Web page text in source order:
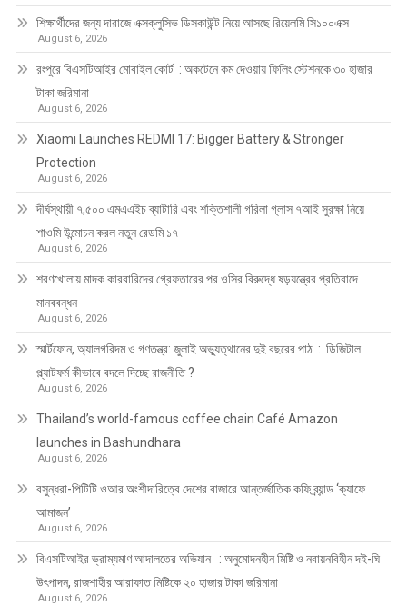
শিক্ষার্থীদের জন্য দারাজে এক্সক্লুসিভ ডিসকাউন্ট নিয়ে আসছে রিয়েলমি সি১০০এক্স
August 6, 2026
রংপুরে বিএসটিআইর মোবাইল কোর্ট : অকটেনে কম দেওয়ায় ফিলিং স্টেশনকে ৩০ হাজার
টাকা জরিমানা
August 6, 2026
Xiaomi Launches REDMI 17: Bigger Battery & Stronger
Protection
August 6, 2026
দীর্ঘস্থায়ী ৭,৫০০ এমএএইচ ব্যাটারি এবং শক্তিশালী গরিলা গ্লাস ৭আই সুরক্ষা নিয়ে
শাওমি উন্মোচন করল নতুন রেডমি ১৭
August 6, 2026
শরণখোলায় মাদক কারবারিদের গ্রেফতারের পর ওসির বিরুদ্ধে ষড়যন্ত্রের প্রতিবাদে
মানববন্ধন
August 6, 2026
স্মার্টফোন, অ্যালগরিদম ও গণতন্ত্র: জুলাই অভ্যুত্থানের দুই বছরের পাঠ : ডিজিটাল
প্ল্যাটফর্ম কীভাবে বদলে দিচ্ছে রাজনীতি ?
August 6, 2026
Thailand’s world-famous coffee chain Café Amazon
launches in Bashundhara
August 6, 2026
বসুন্ধরা-পিটিটি ওআর অংশীদারিত্বে দেশের বাজারে আন্তর্জাতিক কফি ব্র্যান্ড ‘ক্যাফে
আমাজন’
August 6, 2026
বিএসটিআইর ভ্রাম্যমাণ আদালতের অভিযান : অনুমোদনহীন মিষ্টি ও নবায়নবিহীন দই-ঘি
উৎপাদন, রাজশাহীর আরাফাত মিষ্টিকে ২০ হাজার টাকা জরিমানা
August 6, 2026